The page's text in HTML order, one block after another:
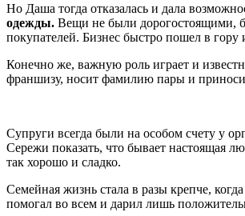
Но Даша тогда отказалась и дала
одежды. Вещи не были дорогостоящими,
покупателей. Бизнес быстро пошел в гору и
Конечно же, важную роль играет и
франшизу, носит фамилию пары и
Супруги всегда были на особом счету у
Сережи показать, что бывает настоящая
так хорошо и сладко.
Семейная жизнь стала в разы крепче,
помогал во всем и дарил лишь